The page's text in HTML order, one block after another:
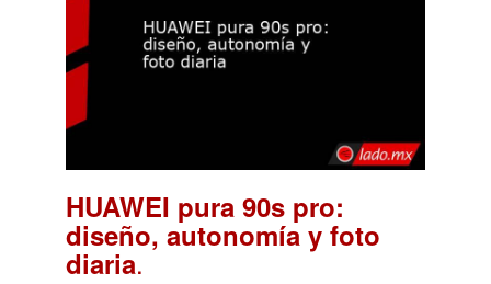
HUAWEI pura 90s pro:
diseño, autonomía y foto
diaria.